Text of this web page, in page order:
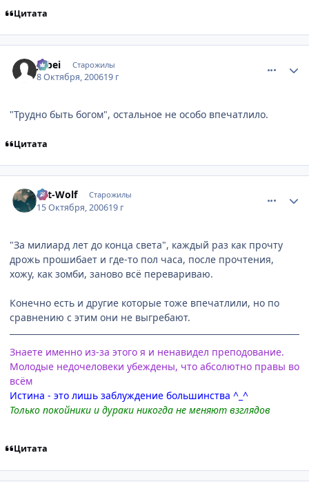
Цитата
Jubei Старожилы
8 Октября, 200619 г
"Трудно быть богом", остальное не особо впечатлило.
Цитата
Art-Wolf Старожилы
15 Октября, 200619 г
"За милиард лет до конца света", каждый раз как прочту
дрожь прошибает и где-то пол часа, после прочтения,
хожу, как зомби, заново всё перевариваю.
Конечно есть и другие которые тоже впечатлили, но по
сравнению с этим они не выгребают.
Знаете именно из-за этого я и ненавидел преподование.
Молодые недочеловеки убеждены, что абсолютно правы во
всём
Истина - это лишь заблуждение большинства ^_^
Только покойники и дураки никогда не меняют взглядов
Цитата